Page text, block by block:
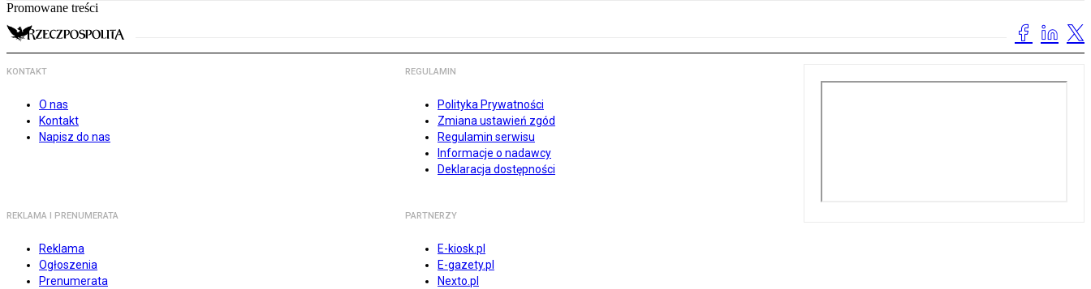
Promowane treści
KONTAKT
O nas
Kontakt
Napisz do nas
REGULAMIN
Polityka Prywatności
Zmiana ustawień zgód
Regulamin serwisu
Informacje o nadawcy
Deklaracja dostępności
REKLAMA I PRENUMERATA
Reklama
Ogłoszenia
Prenumerata
PARTNERZY
E-kiosk.pl
E-gazety.pl
Nexto.pl